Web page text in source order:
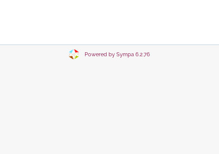
Powered by Sympa 6.2.76